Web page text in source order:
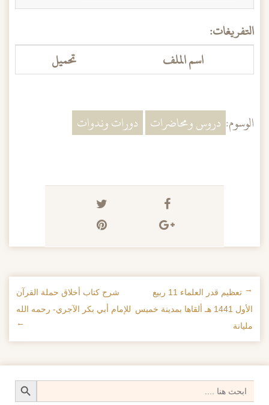
التفريغات:
اسم الملف
تحميل
الوسوم: دروس ومحاضرات دورات وندوات
تصفح الإدراجات
←
تعظيم قدر العلماء 11 ربيع
الأول 1441 هـ ألقاها بمدينة خميس
مليانة
شرح كتاب أخلاق حملة القرآن
للإمام أبي بكر الآجري- رحمه الله
→
for:
Search Button